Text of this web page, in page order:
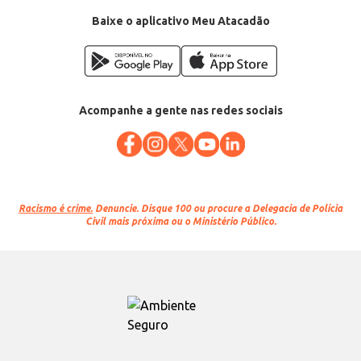
Baixe o aplicativo Meu Atacadão
Acompanhe a gente nas redes sociais
Racismo é crime. Denuncie. Disque 100 ou procure a Delegacia de Polícia
Civil mais próxima ou o Ministério Público.